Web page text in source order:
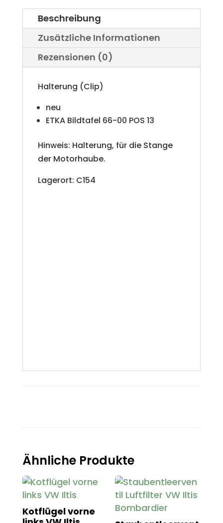
Menge
r
n
Beschreibung
Zusätzliche Informationen
Rezensionen (0)
Halterung (Clip)
neu
ETKA Bildtafel 66-00 POS 13
Hinweis: Halterung, für die Stange
der Motorhaube.
Lagerort: C154
Ähnliche Produkte
Kotflügel vorne